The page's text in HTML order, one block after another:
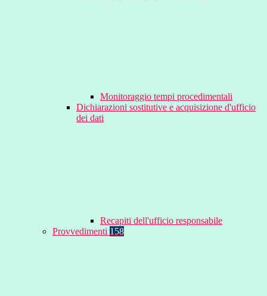
Monitoraggio tempi procedimentali
Dichiarazioni sostitutive e acquisizione d'ufficio
dei dati
Recapiti dell'ufficio responsabile
Provvedimenti 158